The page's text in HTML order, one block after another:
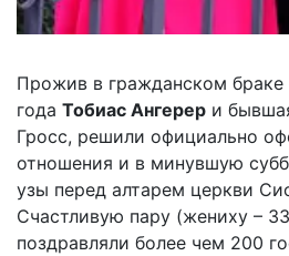
Прожив в гражданском браке
года Тобиас Ангерер и
Гросc, решили официально
отношения и в минувшую
узы перед алтарем церкви
Счастливую пару (жениху –
поздравляли более чем 200